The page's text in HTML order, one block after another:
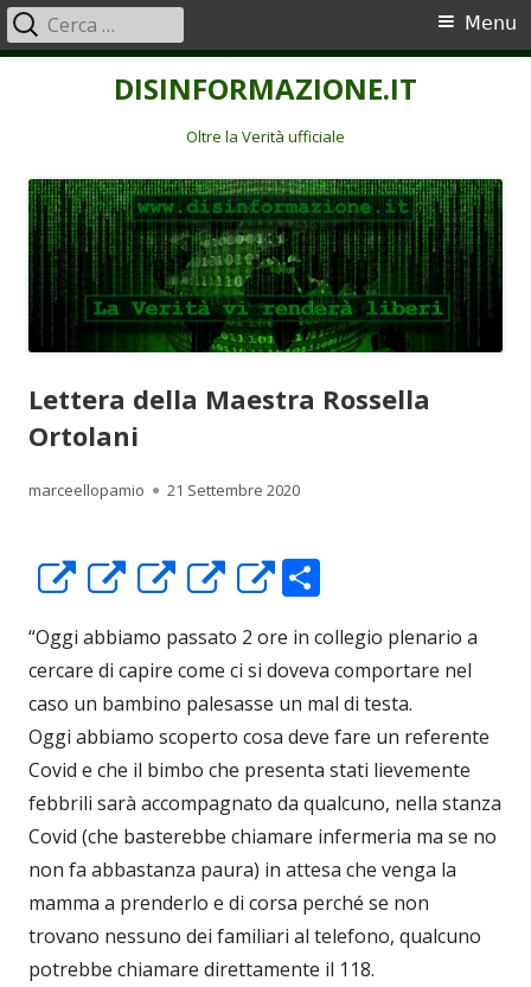
DISINFORMAZIONE.IT
Oltre la Verità ufficiale
Menu
principale
Menu
Ricerca
per:
Lettera della Maestra Rossella
Ortolani
Autore
marceellopamio Pubblicato
21 Settembre 2020
Apre
una
nuova
finestra
Apre
una
nuova
finestra
Apre
una
nuova
finestra
Apre
una
nuova
finestra
Apre
una
nuova
finestra
n
di
vi
di
“Oggi abbiamo passato 2 ore in collegio plenario a
cercare di capire come ci si doveva comportare nel
caso un bambino palesasse un mal di testa.
Oggi abbiamo scoperto cosa deve fare un referente
Covid e che il bimbo che presenta stati lievemente
febbrili sarà accompagnato da qualcuno, nella stanza
Covid (che basterebbe chiamare infermeria ma se no
non fa abbastanza paura) in attesa che venga la
mamma a prenderlo e di corsa perché se non
trovano nessuno dei familiari al telefono, qualcuno
potrebbe chiamare direttamente il 118.